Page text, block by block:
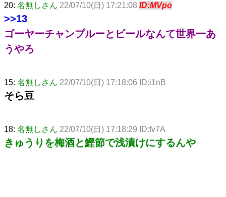
20: 名無しさん 22/07/10(日) 17:21:08 ID:MVpo
>>13
ゴーヤーチャンプルーとビールなんて世界一あ
うやろ
15: 名無しさん 22/07/10(日) 17:18:06 ID:i1nB
そら豆
18: 名無しさん 22/07/10(日) 17:18:29 ID:fv7A
きゅうりを梅酒と鰹節で浅漬けにするんや